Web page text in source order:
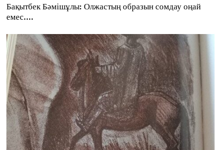
Бақытбек Бәмішұлы: Олжастың образын сомдау оңай
емес….